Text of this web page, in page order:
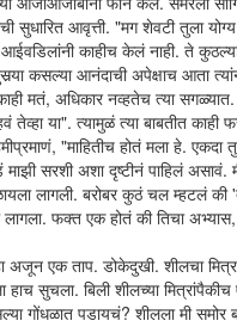
सुधारित आवृत्ती. "मग शेवटी तुला
काहीच केलं नाही. ते
कसल्या आनंदाची अपेक्षाच आता
मतं, अधिकार नव्हतेच त्या
तेव्हा या". त्यामुळं त्या बाबतीत
"माहितीच होतं मला हे.
माझी सरशी अशा दृष्टीनं पाहिलं
लागली. बरोबर कुठं चल म्हटलं की
फक्त एक होतं की तिचा
अजून एक ताप. डोकेदुखी. शीलचा
हाच सुचला. बिली शीलच्या
गोंधळात पडायचं? शीलला मी